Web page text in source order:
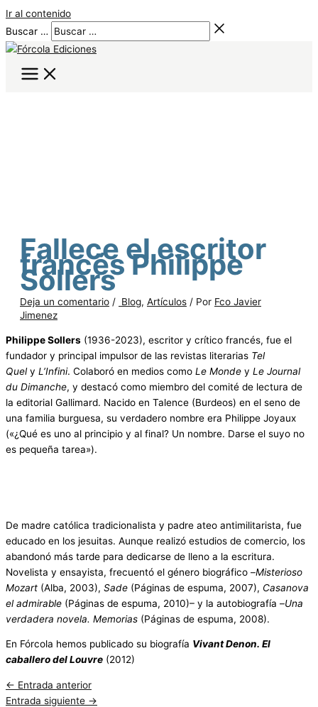
Ir al contenido
Buscar …
Fallece el escritor
francés Philippe
Sollers
Deja un comentario / Blog, Artículos / Por Fco Javier
Jimenez
Philippe Sollers (1936-2023), escritor y crítico francés, fue el
fundador y principal impulsor de las revistas literarias Tel
Quely L’Infini. Colaboró en medios como Le Monde y Le Journal
du Dimanche, y destacó como miembro del comité de lectura de
la editorial Gallimard. Nacido en Talence (Burdeos) en el seno de
una familia burguesa, su verdadero nombre era Philippe Joyaux
(«¿Qué es uno al principio y al final? Un nombre. Darse el suyo no
es pequeña tarea»).
De madre católica tradicionalista y padre ateo antimilitarista, fue
educado en los jesuitas. Aunque realizó estudios de comercio, los
abandonó más tarde para dedicarse de lleno a la escritura.
Novelista y ensayista, frecuentó el género biográfico –Misterioso
Mozart (Alba, 2003), Sade (Páginas de espuma, 2007), Casanova
el admirable (Páginas de espuma, 2010)– y la autobiografía –Una
verdadera novela. Memorias (Páginas de espuma, 2008).
En Fórcola hemos publicado su biografía Vivant Denon. El
caballero del Louvre (2012)
← Entrada anterior
Entrada siguiente →